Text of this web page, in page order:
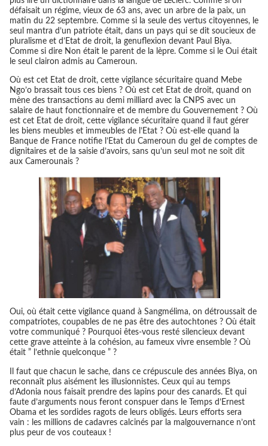
défaisait un régime, vieux de 63 ans, avec un arbre de la paix, un
matin du 22 septembre. Comme si la seule des vertus citoyennes, le
seul mantra d’un patriote était, dans un pays qui se dit soucieux de
pluralisme et d’Etat de droit, la genuflexion devant Paul Biya.
Comme si dire Non était le parent de la lèpre. Comme si le Oui était
le seul clairon admis au Cameroun.
Où est cet Etat de droit, cette vigilance sécuritaire quand Mebe
Ngo’o brassait tous ces biens ? Où est cet Etat de droit, quand on
mène des transactions au demi milliard avec la CNPS avec un
salaire de haut fonctionnaire et de membre du Gouvernement ? Où
est cet Etat de droit, cette vigilance sécuritaire quand il faut gérer
les biens meubles et immeubles de l’Etat ? Où est-elle quand la
Banque de France notifie l’Etat du Cameroun du gel de comptes de
dignitaires et de la saisie d’avoirs, sans qu’un seul mot ne soit dit
aux Camerounais ?
Oui, où était cette vigilance quand à Sangmélima, on détroussait de
compatriotes, coupables de ne pas être des autochtones ? Où était
votre communiqué ? Pourquoi êtes-vous resté silencieux devant
cette grave atteinte à la cohésion, au fameux vivre ensemble ? Où
était ” l’ethnie quelconque ” ?
Il faut que chacun le sache, dans ce crépuscule des années Biya, on
reconnaît plus aisément les illusionnistes. Ceux qui au temps
d’Adonia nous faisait prendre des lapins pour des canards. Et qui
faute d’arguments nous feront conspuer dans le Temps d’Ernest
Obama et les sordides ragots de leurs obligés. Leurs efforts sera
vain : les millions de cadavres calcinés par la malgouvernance n’ont
plus peur de vos couteaux !